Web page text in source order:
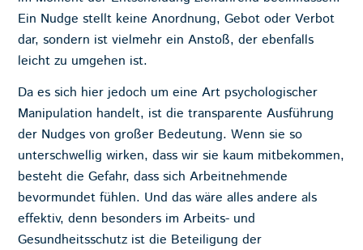
Ein Nudge stellt keine Anordnung, Gebot oder Verbot
dar, sondern ist vielmehr ein Anstoß, der ebenfalls
leicht zu umgehen ist.
Da es sich hier jedoch um eine Art psychologischer
Manipulation handelt, ist die transparente Ausführung
der Nudges von großer Bedeutung. Wenn sie so
unterschwellig wirken, dass wir sie kaum mitbekommen,
besteht die Gefahr, dass sich Arbeitnehmende
bevormundet fühlen. Und das wäre alles andere als
effektiv, denn besonders im Arbeits- und
Gesundheitsschutz ist die Beteiligung der